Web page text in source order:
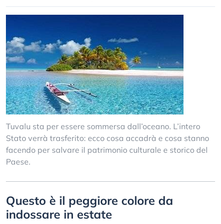
Tuvalu sta per essere sommersa dall’oceano. L’intero
Stato verrà trasferito: ecco cosa accadrà e cosa stanno
facendo per salvare il patrimonio culturale e storico del
Paese.
Questo è il peggiore colore da
indossare in estate